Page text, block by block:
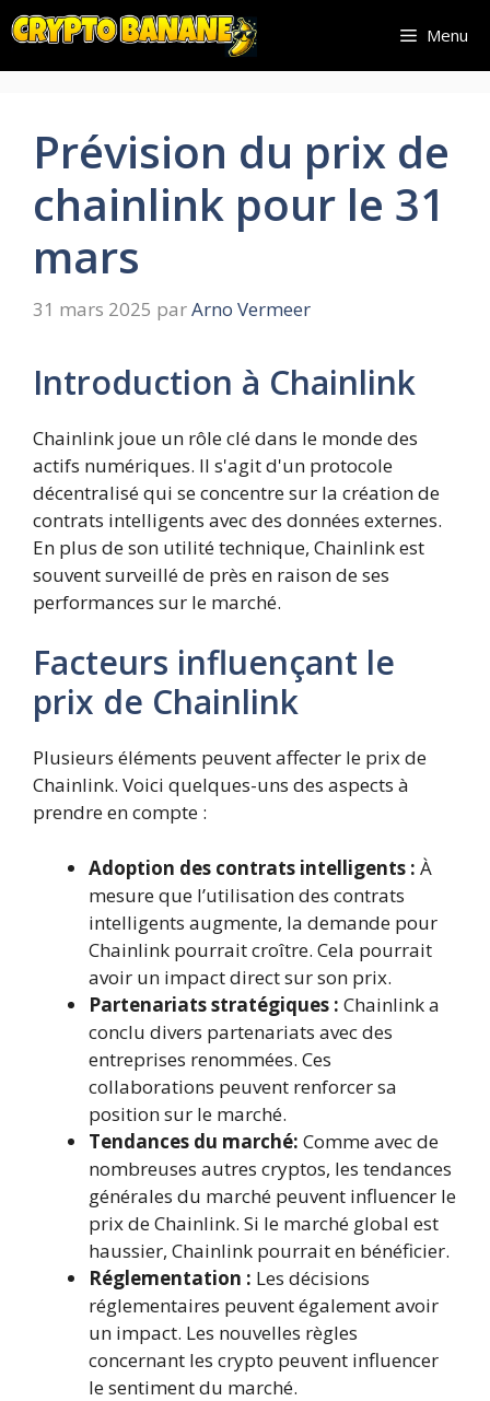
Aller
au
contenu
Menu
Prévision du prix de
chainlink pour le 31
mars
31 mars 2025 parArno Vermeer
Introduction à Chainlink
Chainlink joue un rôle clé dans le monde des
actifs numériques. Il s'agit d'un protocole
décentralisé qui se concentre sur la création de
contrats intelligents avec des données externes.
En plus de son utilité technique, Chainlink est
souvent surveillé de près en raison de ses
performances sur le marché.
Facteurs influençant le
prix de Chainlink
Plusieurs éléments peuvent affecter le prix de
Chainlink. Voici quelques-uns des aspects à
prendre en compte :
Adoption des contrats intelligents : À
mesure que l’utilisation des contrats
intelligents augmente, la demande pour
Chainlink pourrait croître. Cela pourrait
avoir un impact direct sur son prix.
Partenariats stratégiques : Chainlink a
conclu divers partenariats avec des
entreprises renommées. Ces
collaborations peuvent renforcer sa
position sur le marché.
Tendances du marché: Comme avec de
nombreuses autres cryptos, les tendances
générales du marché peuvent influencer le
prix de Chainlink. Si le marché global est
haussier, Chainlink pourrait en bénéficier.
Réglementation : Les décisions
réglementaires peuvent également avoir
un impact. Les nouvelles règles
concernant les crypto peuvent influencer
le sentiment du marché.